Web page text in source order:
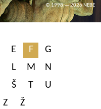
© 1998 — 2026 NEBE
E F
G
L M
N
Š T
U
Z Ž